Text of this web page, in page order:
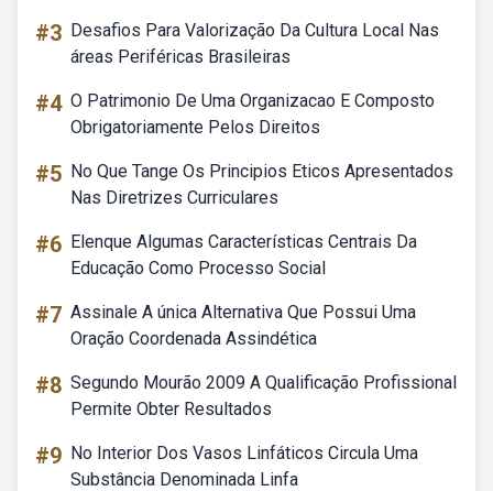
#3 Desafios Para Valorização Da Cultura Local Nas
áreas Periféricas Brasileiras
#4 O Patrimonio De Uma Organizacao E Composto
Obrigatoriamente Pelos Direitos
#5 No Que Tange Os Principios Eticos Apresentados
Nas Diretrizes Curriculares
#6 Elenque Algumas Características Centrais Da
Educação Como Processo Social
#7 Assinale A única Alternativa Que Possui Uma
Oração Coordenada Assindética
#8 Segundo Mourão 2009 A Qualificação Profissional
Permite Obter Resultados
#9 No Interior Dos Vasos Linfáticos Circula Uma
Substância Denominada Linfa